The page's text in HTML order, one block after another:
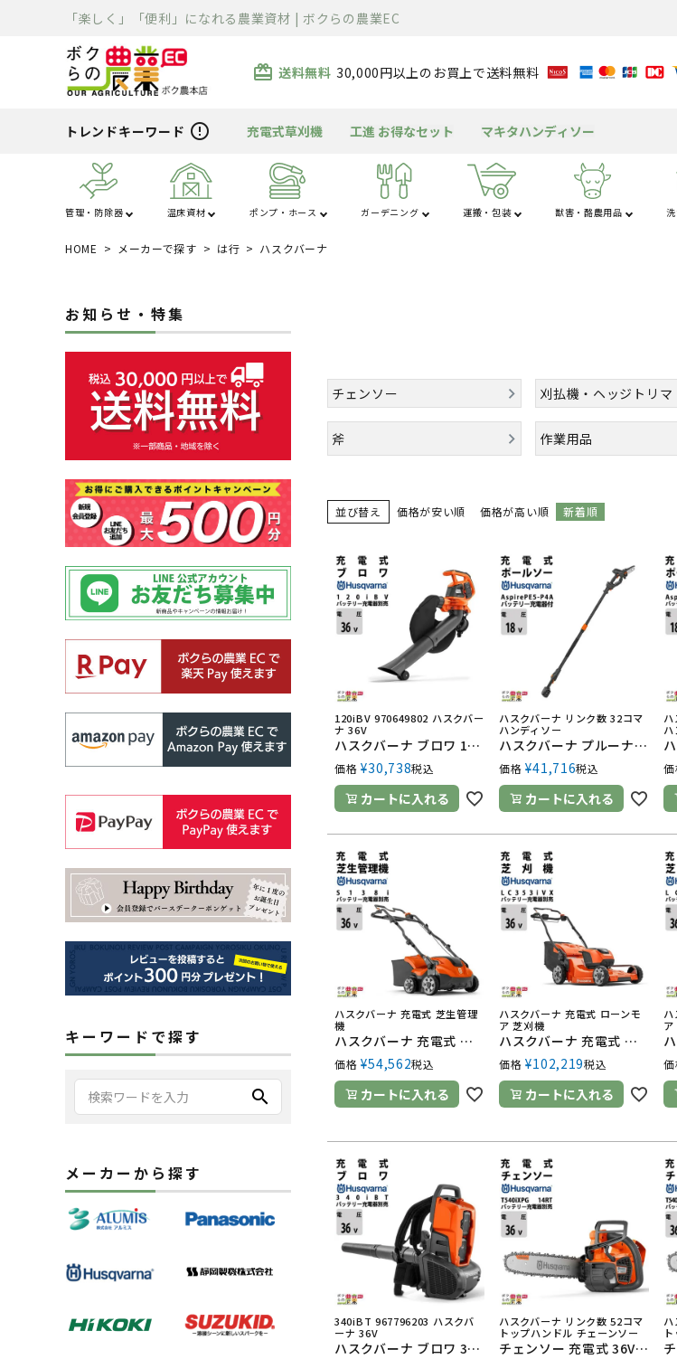
「楽しく」「便利」になれる農業資材 | ボクらの農業EC
card_giftcard 送料無料 30,000円以上のお買上で送料無料
トレンドキーワード error_outline 充電式草刈機 工進 お得なセット マキタハンディソー
管理・防除器
農薬・消耗品
温床資材
ハウス・トンネル
ポンプ・ホース ガーデニング
バーナー
運搬・包装 獣害・酪農用品
クローラ・タイヤ
電工ドラム・リー
ル
あ行 か行
ま行
HOME メーカーで探す は行 ハスクバーナ
お知らせ・特集
キーワードで探す
search
メーカーから探す
チェンソー 刈払機・ヘッジトリマ
斧 作業用品
並び替え 価格が安い順 価格が高い順 新着順
120iBV 970649802 ハスクバー
ナ 36V
ハスクバーナ ブロワ 120iBV 970649802 排気量 36V 充電式 手持ち 最大風量 7.36m3/min 4.6kg バッテリー・充電器別売 ブロワー ブロアー
価格 ¥30,738税込
カートに入れる
ハスクバーナ リンク数 32コマ
ハンディソー
ハスクバーナ プルーナ+ポール 充電式 18V Aspire PE5-P4A キット SP11G 3.1kg ガイドバー127mm 5インチ 970621409 バッテリー・充電器付き
価格 ¥41,716税込
カートに入れる
ハ
ハスクバーナ 充電式 芝生管理
機
ハスクバーナ 充電式 芝刈機 S138i 967922201 36V バッテリー・充電器別売 手押し式 19.5kg
価格 ¥54,562税込
カートに入れる
ハスクバーナ 充電式 ローンモ
ア 芝刈機
ハスクバーナ 充電式 手押し式 芝刈機 LC353iVX 967862001 36V バッテリー・充電器別売 ローンモア
価格 ¥102,219税込
カートに入れる
ハ
ア
340iBT 967796203 ハスクバ
ーナ 36V
ハスクバーナ ブロワ 340iBT 967796203 排気量 36V 充電式 背負い 最大風量 11.5m3/min 6.3kg バッテリー・充電器別売 ブロワー ブロアー
ハスクバーナ リンク数 52コマ
トップハンドル チェーンソー
チェンソー 充電式 36V ハスクバーナ トップハンドル T540iXPG 14RT SP21G 2.5kg ガイドバー350mm 14インチ 970568114 バッテリー・充電器別売